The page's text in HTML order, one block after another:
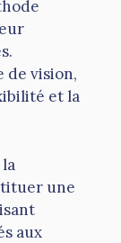
de vision,
et la
une
aux